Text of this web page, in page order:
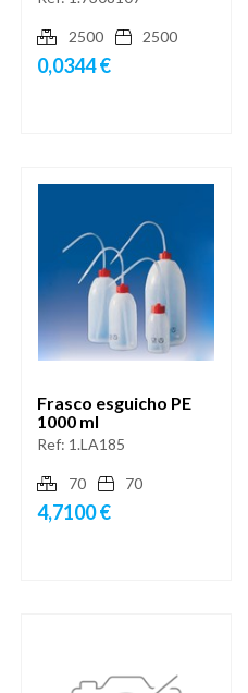
2500 2500
0,0344 €
Frasco esguicho PE
1000 ml
Ref: 1.LA185
70 70
4,7100 €